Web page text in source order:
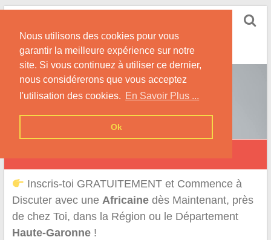
Nous utilisons des cookies pour vous
garantir la meilleure expérience sur notre
site. Si vous continuez à utiliser ce dernier,
nous considérerons que vous acceptez
l'utilisation des cookies. En Savoir Plus ...
Ok
Skip
content
Conseils et Infos pour la Rencontre d'une Belle
Africaine !
Inscris-toi GRATUITEMENT et Commence à
Discuter avec une Africainedès Maintenant, près
de chez Toi, dans la Région ou le Département
Haute-Garonne!